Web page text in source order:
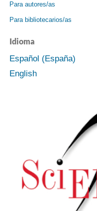
Para autores/as
Para bibliotecarios/as
Idioma
Español (España)
English